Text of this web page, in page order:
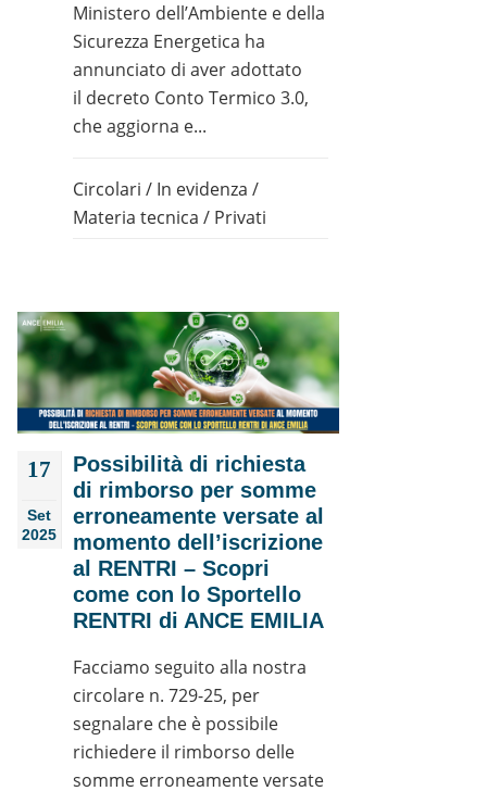
Ministero dell’Ambiente e della
Sicurezza Energetica ha
annunciato di aver adottato
il decreto Conto Termico 3.0,
che aggiorna e...
Circolari / In evidenza /
Materia tecnica / Privati
17
Set
2025
Possibilità di richiesta
di rimborso per somme
erroneamente versate al
momento dell’iscrizione
al RENTRI – Scopri
come con lo Sportello
RENTRI di ANCE EMILIA
Facciamo seguito alla nostra
circolare n. 729-25, per
segnalare che è possibile
richiedere il rimborso delle
somme erroneamente versate